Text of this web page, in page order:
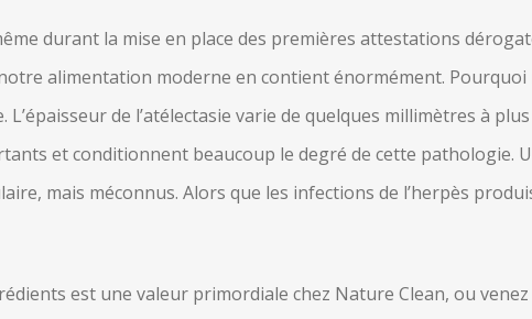
durant la mise en place des premières attestations
alimentation moderne en contient énormément.
de l’atélectasie varie de quelques millimètres à
et conditionnent beaucoup le degré de cette pathologie.
mais méconnus. Alors que les infections de l’herpès
est une valeur primordiale chez Nature Clean, ou venez